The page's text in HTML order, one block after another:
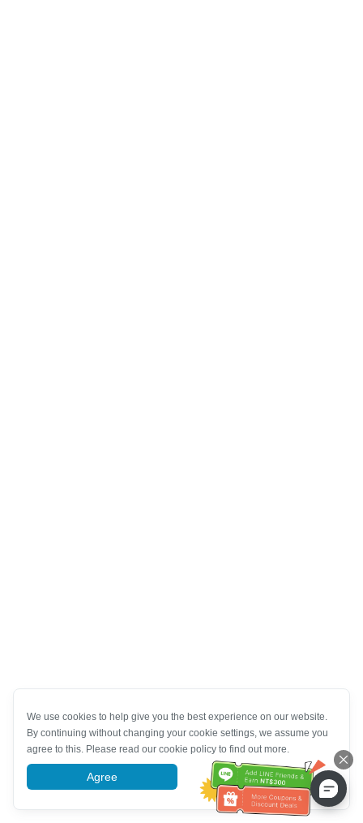
We use cookies to help give you the best experience on our website.
By continuing without changing your cookie settings, we assume you
agree to this. Please read our cookie policy to find out more.
Agree More information